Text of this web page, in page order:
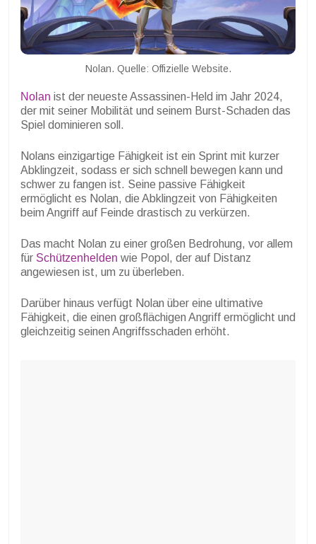
Nolan. Quelle: Offizielle Website.
Nolan ist der neueste Assassinen-Held im Jahr 2024,
der mit seiner Mobilität und seinem Burst-Schaden das
Spiel dominieren soll.
Nolans einzigartige Fähigkeit ist ein Sprint mit kurzer
Abklingzeit, sodass er sich schnell bewegen kann und
schwer zu fangen ist. Seine passive Fähigkeit
ermöglicht es Nolan, die Abklingzeit von Fähigkeiten
beim Angriff auf Feinde drastisch zu verkürzen.
Das macht Nolan zu einer großen Bedrohung, vor allem
für Schützenhelden wie Popol, der auf Distanz
angewiesen ist, um zu überleben.
Darüber hinaus verfügt Nolan über eine ultimative
Fähigkeit, die einen großflächigen Angriff ermöglicht und
gleichzeitig seinen Angriffsschaden erhöht.